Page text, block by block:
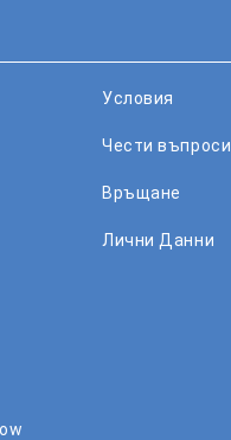
Условия
Чести въпроси
Връщане
Лични Данни